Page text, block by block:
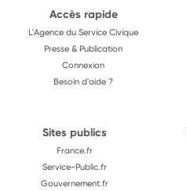
Accès rapide
L'Agence du Service Civique
Presse & Publication
Connexion
Besoin d'aide ?
Sites publics
France.fr
Service-Public.fr
Gouvernement.fr